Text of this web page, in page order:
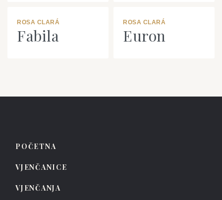
ROSA CLARÁ
Fabila
ROSA CLARÁ
Euron
POČETNA
VJENČANICE
VJENČANJA